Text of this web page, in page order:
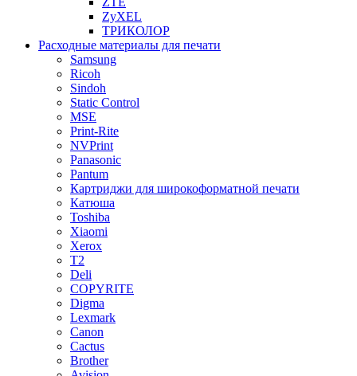
ZyXEL
ТРИКОЛОР
Расходные материалы для печати
Samsung
Ricoh
Sindoh
Static Control
MSE
Print-Rite
NVPrint
Panasonic
Pantum
Картриджи для широкоформатной печати
Катюша
Toshiba
Xiaomi
Xerox
T2
Deli
COPYRITE
Digma
Lexmark
Canon
Cactus
Brother